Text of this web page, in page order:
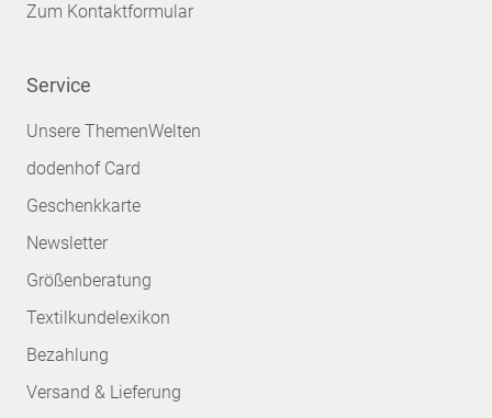
Zum Kontaktformular
Service
Unsere ThemenWelten
dodenhof Card
Geschenkkarte
Newsletter
Größenberatung
Textilkundelexikon
Bezahlung
Versand & Lieferung